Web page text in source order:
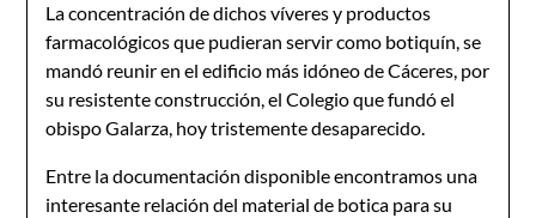
La concentración de dichos víveres y productos
farmacológicos que pudieran servir como botiquín, se
mandó reunir en el edificio más idóneo de Cáceres, por
su resistente construcción, el Colegio que fundó el
obispo Galarza, hoy tristemente desaparecido.
Entre la documentación disponible encontramos una
interesante relación del material de botica para su